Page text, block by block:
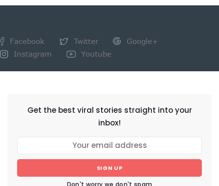
Facebook Twitter
Google+
Instagram
Youtube
Get the best viral stories straight into your
inbox!
SIGN UP
Don't worry we don't spam